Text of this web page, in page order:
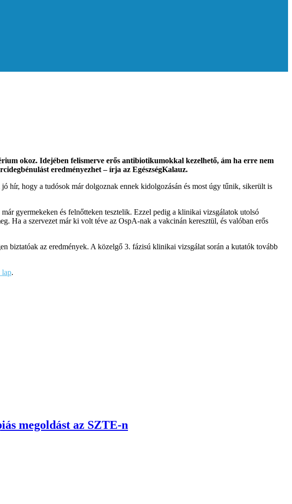
okoz. Idejében felismerve erős antibiotikumokkal kezelhető, ám ha erre nem
eredményezhet – írja az EgészségKalauz.
hír, hogy a tudósok már dolgoznak ennek kidolgozásán és most úgy tűnik, sikerült is
gyermekeken és felnőtteken tesztelik. Ezzel pedig a klinikai vizsgálatok utolsó
Ha a szervezet már ki volt téve az OspA-nak a vakcinán keresztül, és valóban erős
biztatóak az eredmények. A közelgő 3. fázisú klinikai vizsgálat során a kutatók tovább
lap.
megoldást az SZTE-n